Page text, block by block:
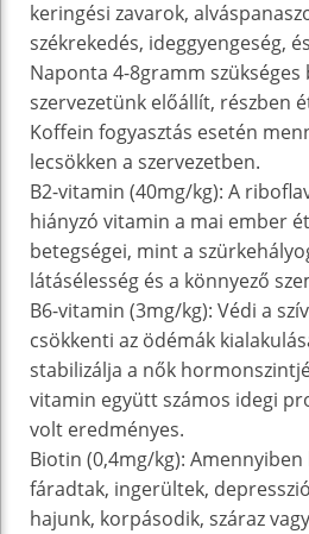
keringési zavarok,
székrekedés, ideggyengeség,
Naponta 4-8gramm
szervezetünk előállít, részben
Koffein fogyasztás esetén
lecsökken a szervezetben.
B2-vitamin (40mg/kg): A
hiányzó vitamin a mai ember
betegségei, mint a
látásélesség és a könnyező
B6-vitamin (3mg/kg): Védi a
csökkenti az ödémák
stabilizálja a nők
vitamin együtt számos idegi
volt eredményes.
Biotin (0,4mg/kg):
fáradtak, ingerültek,
hajunk, korpásodik, száraz